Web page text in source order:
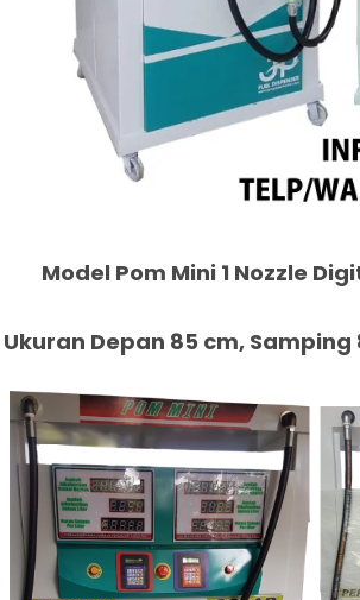
Model Pom Mini 1 Nozzle
Ukuran Depan 85 cm,